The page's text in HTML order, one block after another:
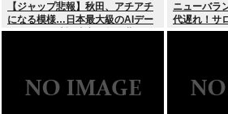
【ジャップ悲報】秋田、アチアチ
になる模様…日本最大級のAIデー
タセンター建設決定！整備費は2
ニューバラ
代遅れ！サ
われたから